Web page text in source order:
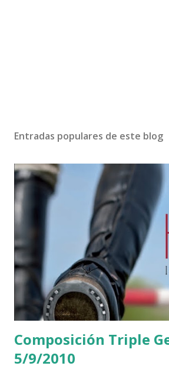
Entradas populares de este blog
Composición Triple
5/9/2010